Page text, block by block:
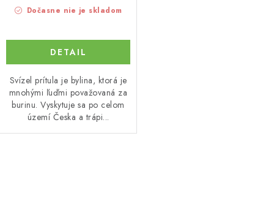
Dočasne nie je skladom
DETAIL
Svízel prítula je bylina, ktorá je
mnohými ľuďmi považovaná za
burinu. Vyskytuje sa po celom
území Česka a trápi...